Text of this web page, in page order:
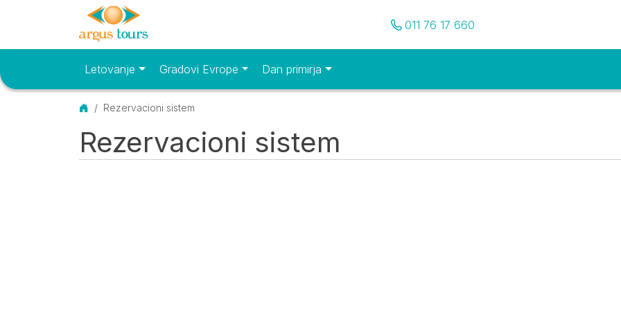
Pozovite nas
011 76 17 660
Osnovni meniLetovanje Gradovi Evrope Dan primirja
Početna
Rezervacioni sistem
Rezervacioni sistem